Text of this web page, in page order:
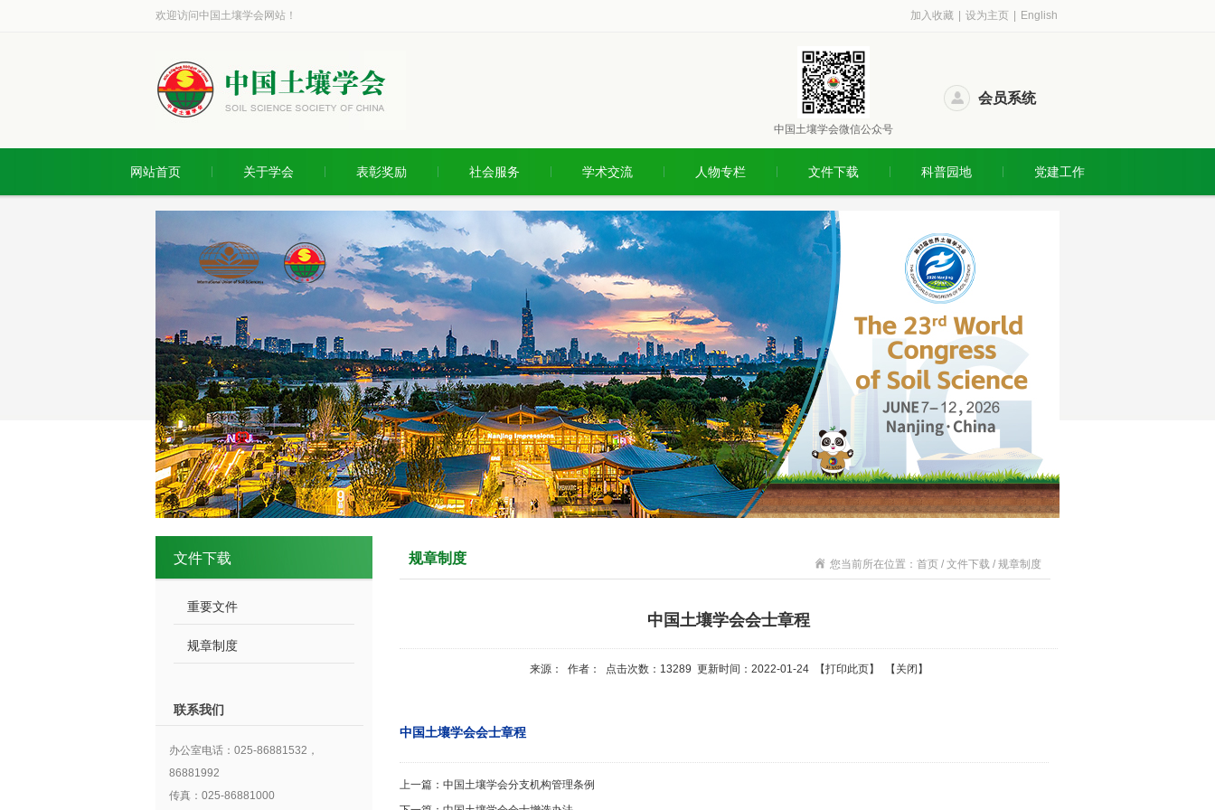
欢迎访问中国土壤学会网站！ 加入收藏 设为主页 English
会员系统
中国土壤学会微信公众号
网站首页 关于学会 表彰奖励 社会服务 学术交流 人物专栏 文件下载 科普园地 党建工作
文件下载
重要文件
规章制度
联系我们
办公室电话：025-86881532，
86881992
传真：025-86881000
规章制度 您当前所在位置：首页 / 文件下载 / 规章制度
中国土壤学会会士章程
来源： 作者： 点击次数： 13289 更新时间：2022-01-24 【打印此页】 【 关闭 】
中国土壤学会会士章程
上一篇： 中国土壤学会分支机构管理条例